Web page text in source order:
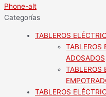
Phone-alt
Categorías
TABLEROS
TABLEROS
ADOSADOS
TABLEROS
TABLEROS